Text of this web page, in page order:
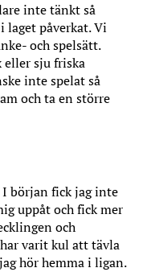
inte tänkt så
laget påverkat. Vi
och spelsätt.
eller sju friska
inte spelat så
och ta en större
I början fick jag inte
uppåt och fick mer
och
varit kul att tävla
hör hemma i ligan.